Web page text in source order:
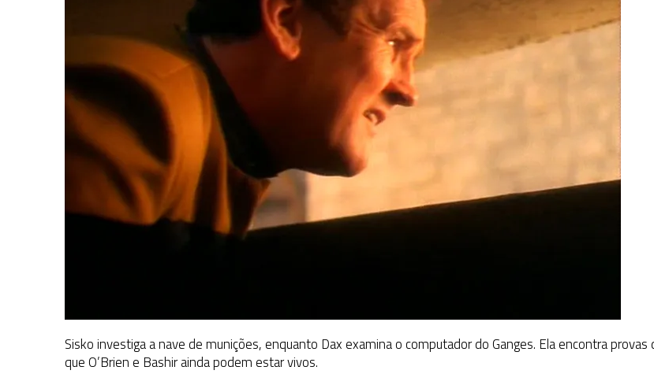
Sisko investiga a nave de munições, enquanto Dax examina o computador do Ganges. Ela encontra provas
que O’Brien e Bashir ainda podem estar vivos.